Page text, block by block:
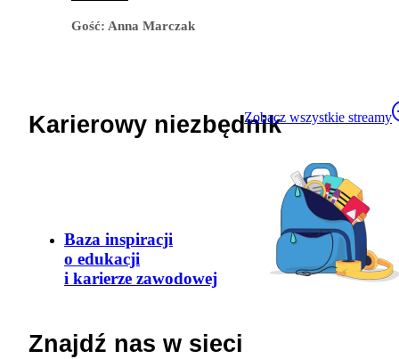
Gość: Anna Marczak
Zobacz wszystkie streamy
Karierowy niezbędnik
Baza inspiracji
o edukacji
i karierze zawodowej
Znajdź nas w sieci